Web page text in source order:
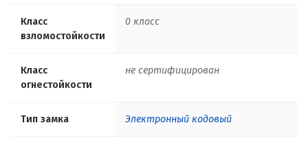
Класс
взломостойкости
0 класс
Класс
огнестойкости
не сертифицирован
Тип замка Электронный кодовый